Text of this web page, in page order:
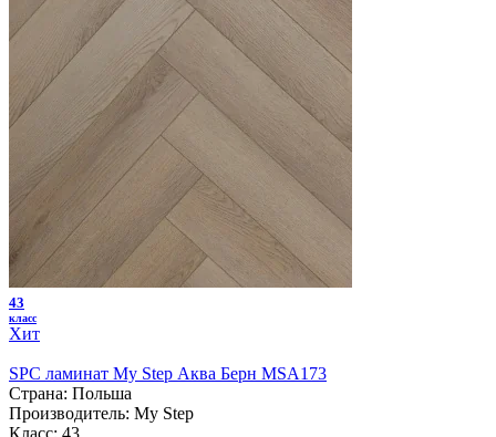
43
класс
Хит
SPC ламинат My Step Аква Берн MSA173
Страна: Польша
Производитель: My Step
Класс: 43